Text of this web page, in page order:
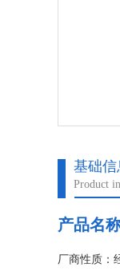
基础信
Product
产品名
厂商性质：